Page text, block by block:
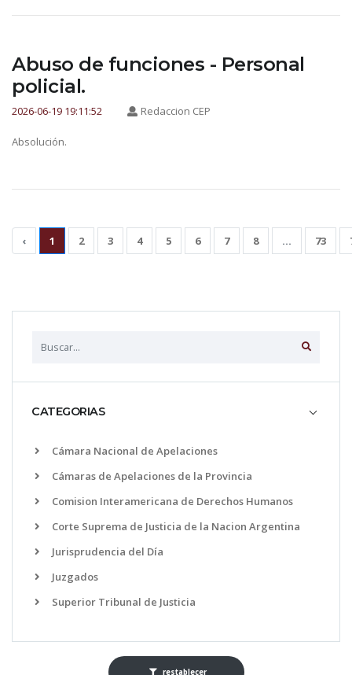
CATEGORIAS
Cámara Nacional de Apelaciones
Cámaras de Apelaciones de la Provincia
Comision Interamericana de Derechos Humanos
Corte Suprema de Justicia de la Nacion Argentina
Jurisprudencia del Día
Juzgados
Superior Tribunal de Justicia
restablecer
Abuso de funciones - Personal
policial.
2026-06-19 19:11:52 Redaccion CEP
Absolución.
‹ 1 2 3 4 5 6 7 8 ... 73